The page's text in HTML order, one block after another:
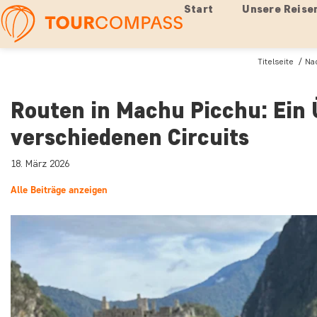
Start Unsere
Titelseite
Routen in Machu Picchu:
verschiedenen Circuits
18. März 2026
Alle Beiträge anzeigen